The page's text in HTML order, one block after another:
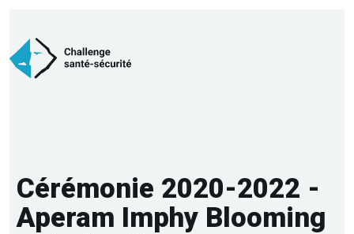
Cérémonie 2020-2022 -
Aperam Imphy Blooming